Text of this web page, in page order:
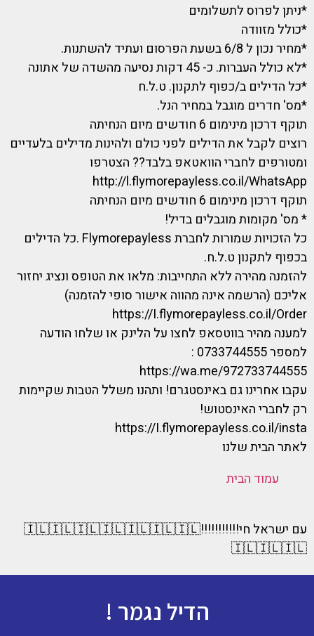
*ניתן לפרוס לתשלומים
*כולל מזוודה
*מחיר נכון ל 6/8 בשעת הפרסום ועתיד להשתנות.
*לא כולל העברות. כ- 45 דקות נסיעה מהשדה של אתונה
*כל הדילים ב/כפוף לתקנון. ט.ל.ח
*מס' חדרים מוגבל במחיר הנל.
תוקף דרכון מינימום 6 חודשים מיום הנחיתה
רוצים לקבל את הדילים לפני כולם ולהינות מדילים בלעדיים
ומטורפים לחברי הוואטאפ בלבד?? הצטרפו
http://l.flymorepayless.co.il/WhatsApp
תוקף דרכון מינימום 6 חודשים מיום הנחיתה
* מס' מקומות מוגבלים בדיל!
כל הזכויות שמורות לחברת Flymorepayless .כל הדילים
בכפוף לתקנון ט.ל.ח.
להזמנה מהירה ללא התחייבות: מלאו את הטופס ונציג יחזור
אליכם (הרשמה אינה מהווה אישור סופי להזמנה)
https://I.flymorepayless.co.il/Order
למענה מהיר בווטסאפ לחצו על הלינק או שלחו הודעה
למספר 0733744555 :
https://wa.me/972733744555
עקבו אחרינו גם באינסטגרם! ותהנו משלל הטבות שקיימות
רק לחברי האינסטוש!
https://I.flymorepayless.co.il/insta
לאתר הבית שלנו
עמוד הבית
עם ישראל חי!!!!!!!!!!!🇮🇱🇮🇱🇮🇱🇮🇱🇮🇱🇮🇱🇮🇱
🇮🇱🇮🇱🇮🇱
הדיל נגמר !